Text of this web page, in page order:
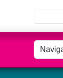
cookies